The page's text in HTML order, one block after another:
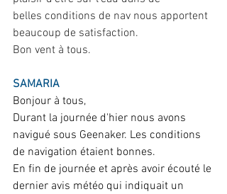
belles conditions de nav nous apportent
beaucoup de satisfaction.
Bon vent à tous.
SAMARIA
Bonjour à tous,
Durant la journée d'hier nous avons
navigué sous Geenaker. Les conditions
de navigation étaient bonnes.
En fin de journée et après avoir écouté le
dernier avis météo qui indiquait un